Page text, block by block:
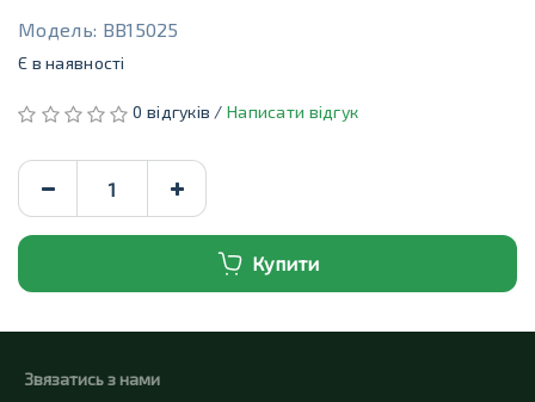
Модель: BB15025
Є в наявності
0 відгуків /Написати відгук
Купити
Звязатись з нами